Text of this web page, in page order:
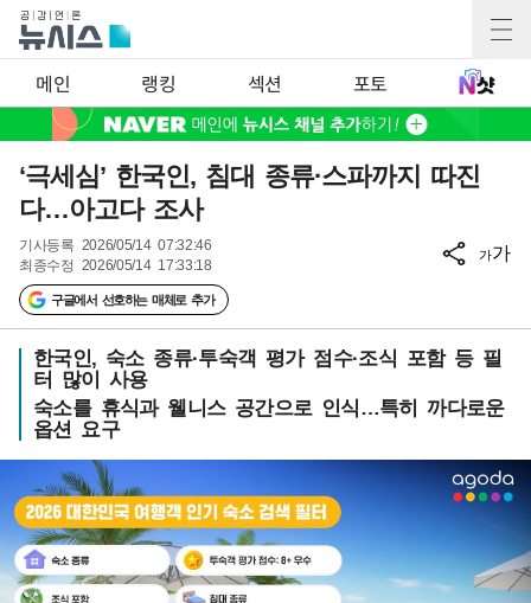
메인 랭킹 섹션 포토
‘극세심’ 한국인, 침대 종류·스파까지 따진
다…아고다 조사
기사등록 2026/05/14 07:32:46
최종수정 2026/05/14 17:33:18
구글에서 선호하는 매체로 추가
가가
한국인, 숙소 종류·투숙객 평가 점수·조식 포함 등 필
터 많이 사용
숙소를 휴식과 웰니스 공간으로 인식…특히 까다로운
옵션 요구